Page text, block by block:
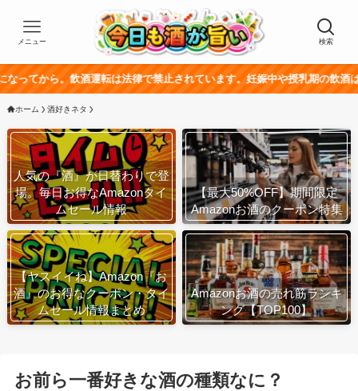
検索
メニュー
酒運転は法律で禁止されています。妊娠中や授乳期の飲酒は、胎児・乳
ホーム 酒好きネタ
人気の『酒』が日替わりで登
場。毎日お得なAmazonタイ
ムセール情報
【最大50%OFF】期間限定
Amazonお酒のクーポン特集
【ヤスイイね】Amazon『お
酒』のお得なクーポン・タイ
ムセール情報まとめ
Amazonお酒の売れ筋ランキ
ング【TOP100】
お前ら一番好きな酒の種類なに？